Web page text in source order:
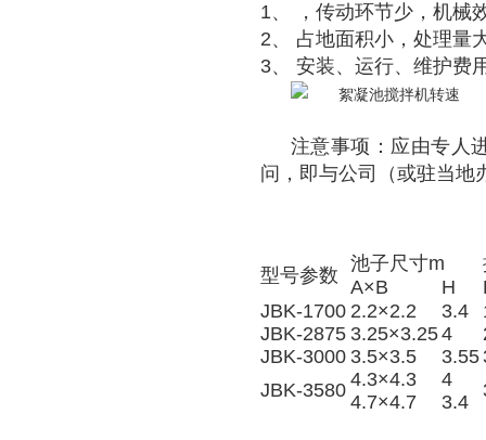
1、
，传动环节少，机械
2、 占地面积小，处理量
3、 安装、运行、维护费
注意事项：应由专人
问，即与公司（或驻当地
型号参数
池子尺寸m
A×B
H
JBK-1700 2.2×2.2 3.4
JBK-2875 3.25×3.254
JBK-3000 3.5×3.5 3.55
JBK-3580 4.3×4.3 4
4.7×4.7 3.4